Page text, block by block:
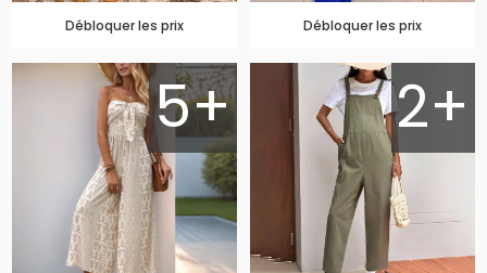
Débloquer les prix Débloquer les prix
5+ 2+